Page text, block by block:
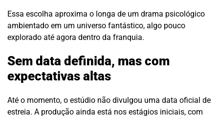
Essa escolha aproxima o longa de um drama psicológico
ambientado em um universo fantástico, algo pouco
explorado até agora dentro da franquia.
Sem data definida, mas com
expectativas altas
Até o momento, o estúdio não divulgou uma data oficial de
estreia. A produção ainda está nos estágios iniciais, com